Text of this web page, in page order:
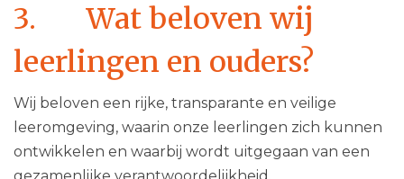
3. Wat beloven wij
leerlingen en ouders?
Wij beloven een rijke, transparante en veilige
leeromgeving, waarin onze leerlingen zich kunnen
ontwikkelen en waarbij wordt uitgegaan van een